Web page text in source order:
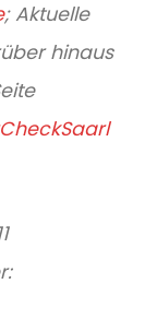
; Aktuelle
hinaus